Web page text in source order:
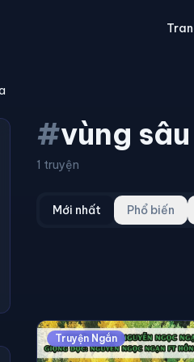
#vùng
1 truyện
Mới nhất Phổ biến
Truyện Ngắn